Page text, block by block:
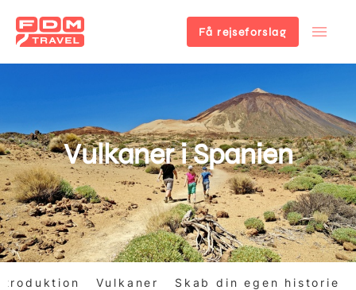
Få rejseforslag
Vulkaner i Spanien
Vulkaner Skab din egen historie